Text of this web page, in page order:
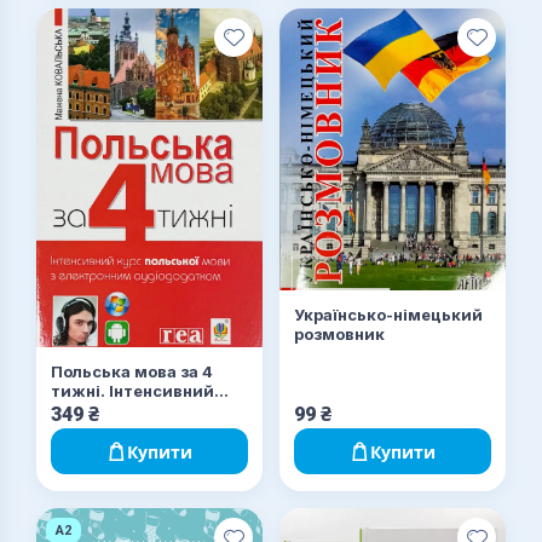
Польська мова за 4
тижні. Інтенсивний
курс польської мови
349 ₴
Купити
Українсько-німецький
розмовник
99 ₴
Купити
A2